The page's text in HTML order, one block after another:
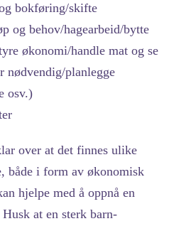
bokføring/skifte
og behov/hagearbeid/bytte
økonomi/handle mat og se
nødvendig/planlegge
osv.)
over at det finnes ulike
både i form av økonomisk
hjelpe med å oppnå en
at en sterk barn-